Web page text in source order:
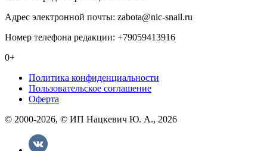
Адрес электронной почты: zabota@nic-snail.ru
Номер телефона редакции: +79059413916
0+
Политика конфиденциальности
Пользовательское соглашение
Оферта
© 2000-2026, © ИП Нацкевич Ю. А., 2026